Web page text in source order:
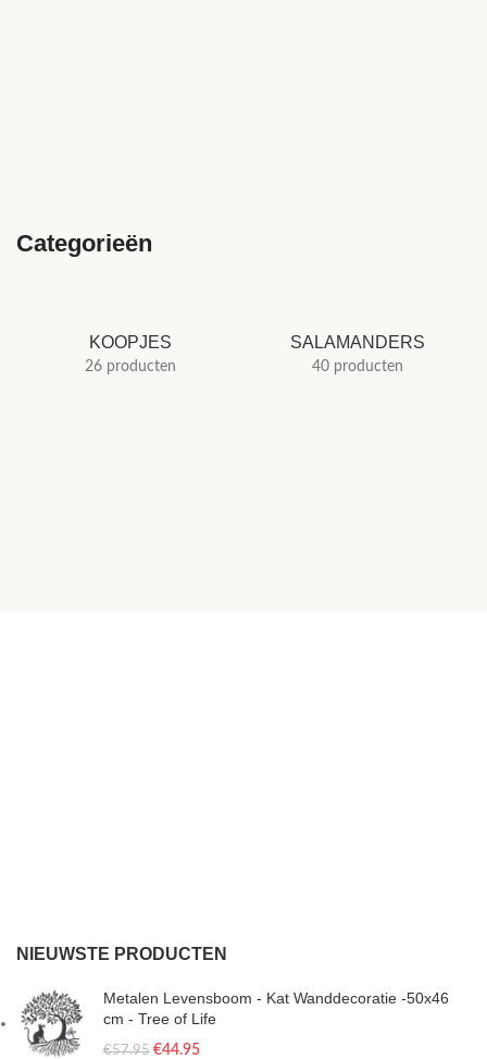
Categorieën
KOOPJES
26 producten
SALAMANDERS
40 producten
NIEUWSTE PRODUCTEN
Metalen Levensboom - Kat Wanddecoratie -50x46
cm - Tree of Life
€57.95 €44.95